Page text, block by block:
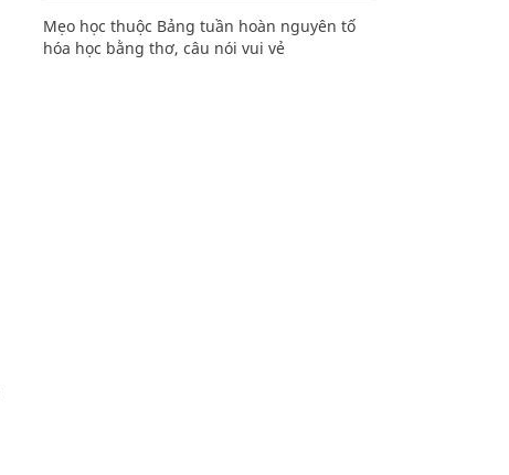
Mẹo học thuộc Bảng tuần hoàn nguyên tố
hóa học bằng thơ, câu nói vui vẻ